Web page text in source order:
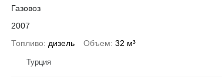
Газовоз
2007
Топливо
дизель Объем 32 м³
Турция